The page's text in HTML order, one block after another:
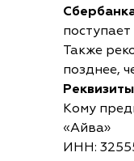
Также
позднее,
Кому
«Айва»
ИНН: